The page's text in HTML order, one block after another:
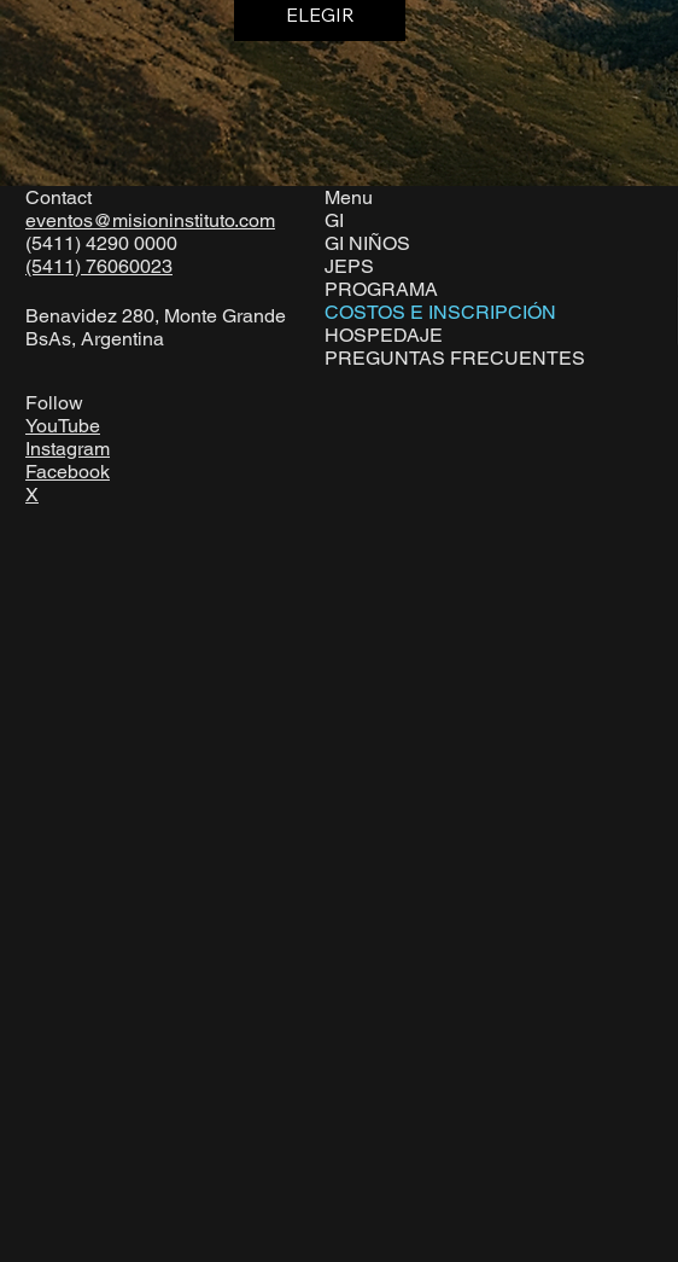
ELEGIR
Contact
eventos@misioninstituto.com
(5411) 4290 0000
(5411) 76060023
Benavidez 280, Monte Grande
BsAs, Argentina
Follow
YouTube
Instagram
Facebook
X
Menu
GI
GI NIÑOS
JEPS
PROGRAMA
COSTOS E INSCRIPCIÓN
HOSPEDAJE
PREGUNTAS FRECUENTES